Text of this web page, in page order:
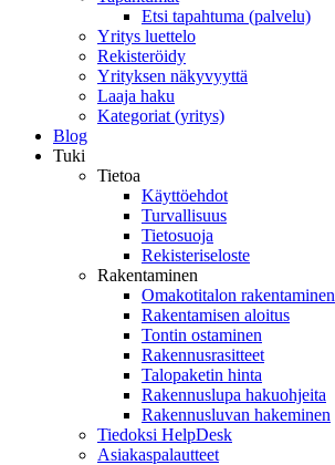
Etsi tapahtuma (palvelu)
Yritys luettelo
Rekisteröidy
Yrityksen näkyvyyttä
Laaja haku
Kategoriat (yritys)
Blog
Tuki
Tietoa
Käyttöehdot
Turvallisuus
Tietosuoja
Rekisteriseloste
Rakentaminen
Omakotitalon rakentaminen
Rakentamisen aloitus
Tontin ostaminen
Rakennusrasitteet
Talopaketin hinta
Rakennuslupa hakuohjeita
Rakennusluvan hakeminen
Tiedoksi HelpDesk
Asiakaspalautteet